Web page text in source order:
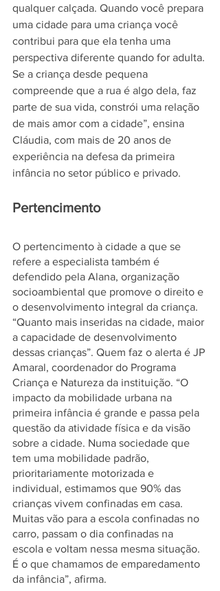
qualquer calçada. Quando você prepara
uma cidade para uma criança você
contribui para que ela tenha uma
perspectiva diferente quando for adulta.
Se a criança desde pequena
compreende que a rua é algo dela, faz
parte de sua vida, constrói uma relação
de mais amor com a cidade”, ensina
Cláudia, com mais de 20 anos de
experiência na defesa da primeira
infância no setor público e privado.
Pertencimento
O pertencimento à cidade a que se
refere a especialista também é
defendido pela Alana, organização
socioambiental que promove o direito e
o desenvolvimento integral da criança.
“Quanto mais inseridas na cidade, maior
a capacidade de desenvolvimento
dessas crianças”. Quem faz o alerta é JP
Amaral, coordenador do Programa
Criança e Natureza da instituição. “O
impacto da mobilidade urbana na
primeira infância é grande e passa pela
questão da atividade física e da visão
sobre a cidade. Numa sociedade que
tem uma mobilidade padrão,
prioritariamente motorizada e
individual, estimamos que 90% das
crianças vivem confinadas em casa.
Muitas vão para a escola confinadas no
carro, passam o dia confinadas na
escola e voltam nessa mesma situação.
É o que chamamos de emparedamento
da infância”, afirma.